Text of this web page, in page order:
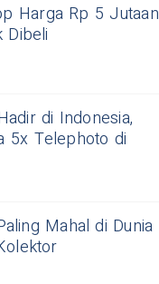
Harga Rp 5 Jutaan
Dibeli
di Indonesia,
5x Telephoto di
Mahal di Dunia